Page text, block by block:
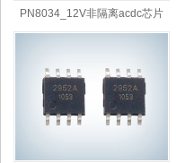
PN8034_12V非隔离acdc芯片